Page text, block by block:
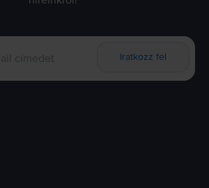
Iratkozz fel